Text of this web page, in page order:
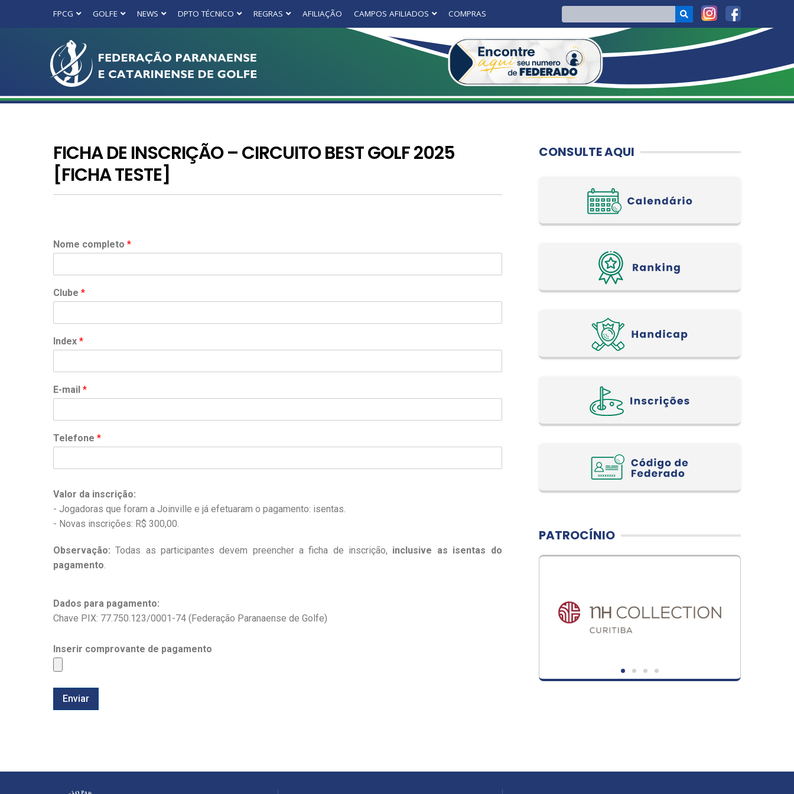
FPCG GOLFE NEWS DPTO TÉCNICO REGRAS AFILIAÇÃO CAMPOS AFILIADOS COMPRAS
FICHA DE INSCRIÇÃO – CIRCUITO BEST GOLF 2025
[FICHA TESTE]
Nome completo *
Clube *
Index *
E-mail *
Telefone *
Valor da inscrição:
- Jogadoras que foram a Joinville e já efetuaram o pagamento: isentas.
- Novas inscrições: R$ 300,00.
Observação: Todas as participantes devem preencher a ficha de inscrição, inclusive as isentas do
pagamento
Dados para pagamento:
Chave PIX: 77.750.123/0001-74 (Federação Paranaense de Golfe)
Inserir comprovante de pagamento
Enviar
CONSULTE AQUI
PATROCÍNIO